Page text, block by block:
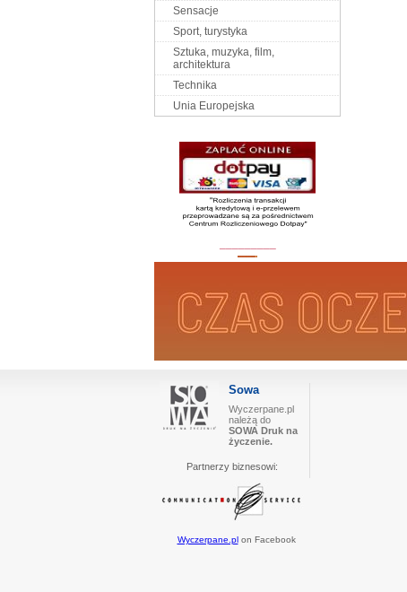
Sensacje
Sport, turystyka
Sztuka, muzyka, film,
architektura
Technika
Unia Europejska
Sowa
Wyczerpane.pl
należą do
SOWA Druk na
życzenie.
Partnerzy biznesowi:
Wyczerpane.plon Facebook